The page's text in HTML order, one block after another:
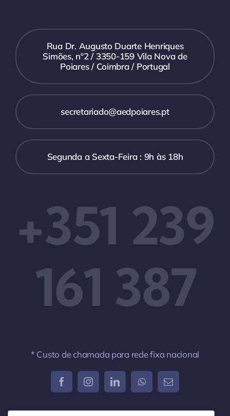
Rua Dr. Augusto Duarte Henriques
Simões, nº2 / 3350-159 Vila Nova de
Poiares / Coimbra / Portugal
secretariado@aedpoiares.pt
Segunda a Sexta-Feira : 9h às 18h
+351 239
161 387
* Custo de chamada para rede fixa nacional